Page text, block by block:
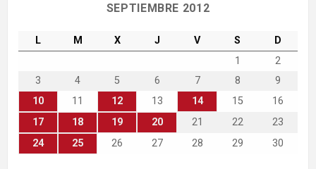
SEPTIEMBRE 2012
L M X J V S
D
1
2
3
4 5 6 7 8
9
10
11 12 13 14 15
16
17
18 19 20 21 22
23
24
25 26 27 28 29 30